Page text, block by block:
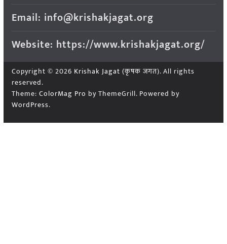
Email: info@krishakjagat.org
Website: https://www.krishakjagat.org/
Copyright © 2026 Krishak Jagat (कृषक जगत). All rights
reserved.
Theme: ColorMag Pro by ThemeGrill. Powered by
WordPress.